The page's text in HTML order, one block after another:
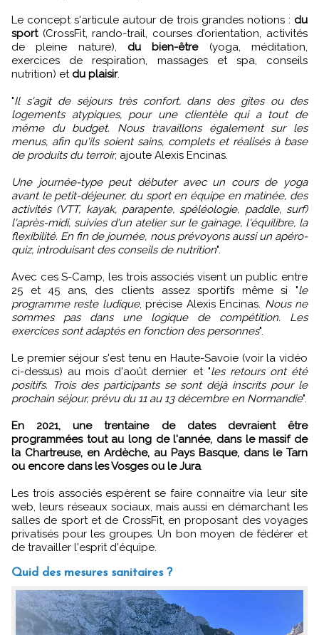
Le concept s'articule autour de trois grandes notions : du
sport(CrossFit, rando-trail, courses d’orientation, activités
de pleine nature), du bien-être(yoga, méditation,
exercices de respiration, massages et spa, conseils
nutrition) et du plaisir.
"Il s'agit de séjours très confort, dans des gîtes ou des
logements atypiques, pour une clientèle qui a tout de
même du budget. Nous travaillons également sur les
menus, afin qu'ils soient sains, complets et réalisés à base
de produits du terroir, ajoute Alexis Encinas.
Une journée-type peut débuter avec un cours de yoga
avant le petit-déjeuner, du sport en équipe en matinée, des
activités (VTT, kayak, parapente, spéléologie, paddle, surf)
l'après-midi, suivies d'un atelier sur le gainage, l'équilibre, la
flexibilité. En fin de journée, nous prévoyons aussi un apéro-
quiz, introduisant des conseils de nutrition".
Avec ces S-Camp, les trois associés visent un public entre
25 et 45 ans, des clients assez sportifs même si "le
programme reste ludique, précise Alexis Encinas. Nous ne
sommes pas dans une logique de compétition. Les
exercices sont adaptés en fonction des personnes".
Le premier séjour s'est tenu en Haute-Savoie (voir la vidéo
ci-dessus) au mois d'août dernier et "les retours ont été
positifs. Trois des participants se sont déjà inscrits pour le
prochain séjour, prévu du 11 au 13 décembre en Normandie".
En 2021, une trentaine de dates devraient être
programmées tout au long de l'année, dans le massif de
la Chartreuse, en Ardèche, au Pays Basque, dans le Tarn
ou encore dans les Vosges ou le Jura
Les trois associés espèrent se faire connaitre via leur site
web, leurs réseaux sociaux, mais aussi en démarchant les
salles de sport et de CrossFit, en proposant des voyages
privatisés pour les groupes. Un bon moyen de fédérer et
de travailler l'esprit d'équipe.
Quid des mesures sanitaires ?